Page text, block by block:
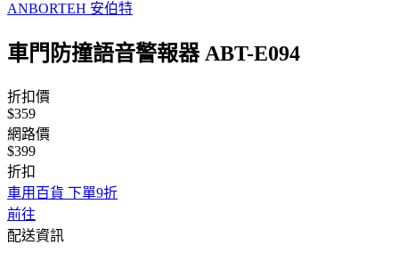
ANBORTEH 安伯特
車門防撞語音警報器 ABT-E094
折扣價
$359
網路價
$399
折扣
車用百貨 下單9折
前往
配送資訊